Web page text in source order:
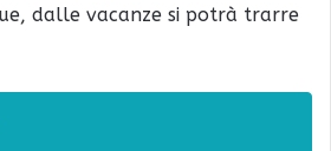
dalle vacanze si potrà trarre